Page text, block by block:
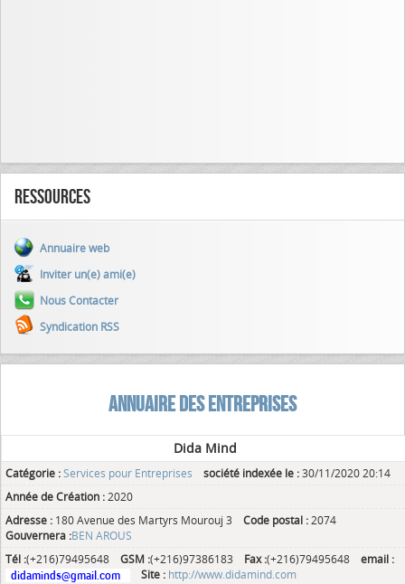
Ressources
Annuaire web
Inviter un(e) ami(e)
Nous Contacter
Syndication RSS
ANNUAIRE DES ENTREPRISES
Dida Mind
Catégorie :Services pour Entreprises société indexée le :30/11/2020 20:14
Année de Création : 2020
Adresse : 180 Avenue des Martyrs Mourouj 3 Code postal : 2074
Gouvernera :BEN AROUS
Tél :(+216)79495648 GSM :(+216)97386183 Fax :(+216)79495648
email :
Site : http://www.didamind.com